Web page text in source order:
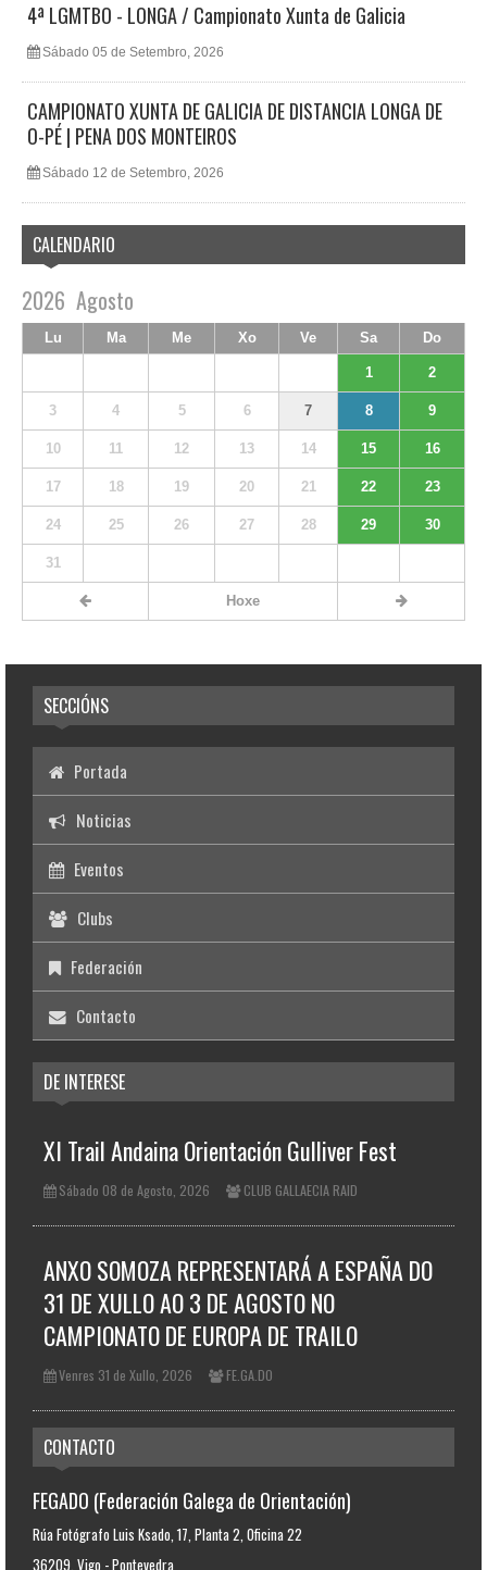
4ª LGMTBO - LONGA / Campionato Xunta de Galicia
Sábado 05 de Setembro, 2026
CAMPIONATO XUNTA DE GALICIA DE DISTANCIA LONGA DE
O-PÉ | PENA DOS MONTEIROS
Sábado 12 de Setembro, 2026
CALENDARIO
2026 Agosto
Lu Ma Me Xo Ve Sa Do
1 2
3 4 5 6 7 8 9
10 11 12 13 14 15 16
17 18 19 20 21 22 23
24 25 26 27 28 29 30
31
Hoxe
SECCIÓNS
Portada
Noticias
Eventos
Clubs
Federación
Contacto
DE INTERESE
XI Trail Andaina Orientación Gulliver Fest
Sábado 08 de Agosto, 2026 CLUB GALLAECIA RAID
ANXO SOMOZA REPRESENTARÁ A ESPAÑA DO
31 DE XULLO AO 3 DE AGOSTO NO
CAMPIONATO DE EUROPA DE TRAILO
Venres 31 de Xullo, 2026 FE.GA.DO
CONTACTO
FEGADO (Federación Galega de Orientación)
Rúa Fotógrafo Luis Ksado, 17, Planta 2, Oficina 22
36209, Vigo - Pontevedra